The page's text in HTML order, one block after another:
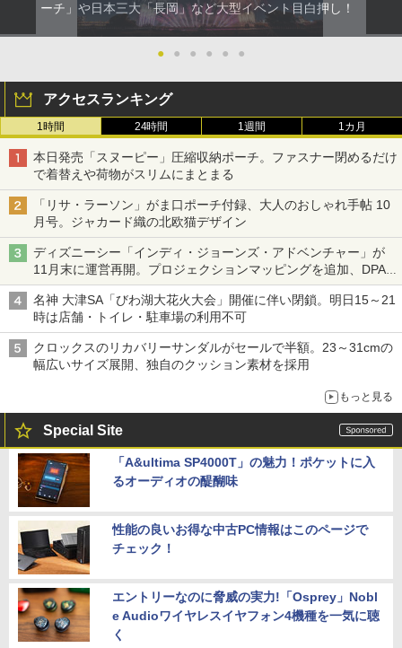
ーチ」や日本三大「長岡」など大型イベント目白押し！
● ● ● ● ● ●
アクセスランキング
1時間 24時間 1週間 1カ月
本日発売「スヌーピー」圧縮収納ポーチ。ファスナー閉めるだけ
で着替えや荷物がスリムにまとまる
「リサ・ラーソン」がま口ポーチ付録、大人のおしゃれ手帖 10
月号。ジャカード織の北欧猫デザイン
ディズニーシー「インディ・ジョーンズ・アドベンチャー」が
11月末に運営再開。プロジェクションマッピングを追加、DPA
は1500円
名神 大津SA「びわ湖大花火大会」開催に伴い閉鎖。明日15～21
時は店舗・トイレ・駐車場の利用不可
クロックスのリカバリーサンダルがセールで半額。23～31cmの
幅広いサイズ展開、独自のクッション素材を採用
もっと見る
Special Site
「A&ultima SP4000T」の魅力！ポケットに入
るオーディオの醍醐味
性能の良いお得な中古PC情報はこのページで
チェック！
エントリーなのに脅威の実力!「Osprey」Nobl
e Audioワイヤレスイヤフォン4機種を一気に聴
く